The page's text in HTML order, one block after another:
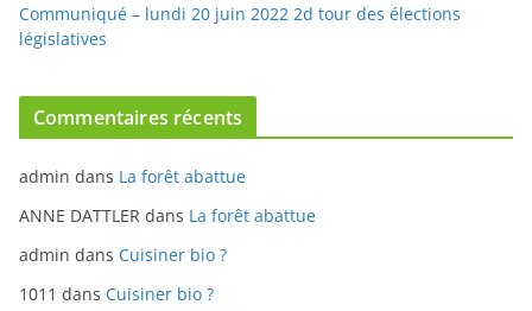
Communiqué – lundi 20 juin 2022 2d tour des élections
législatives
Commentaires récents
admin dans La forêt abattue
ANNE DATTLER dans La forêt abattue
admin dans Cuisiner bio ?
1011 dans Cuisiner bio ?